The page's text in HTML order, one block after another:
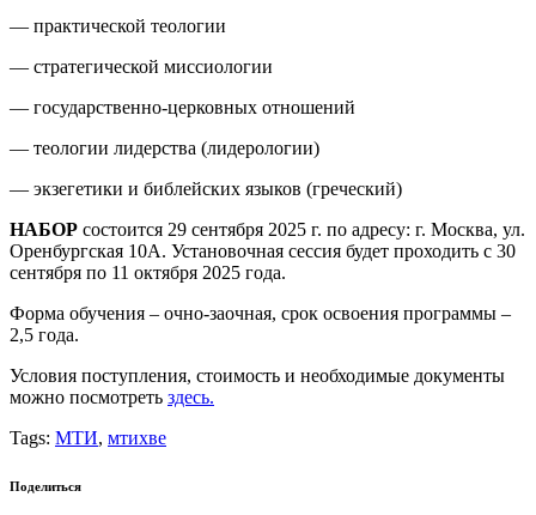
— практической теологии
— стратегической миссиологии
— государственно-церковных отношений
— теологии лидерства (лидерологии)
— экзегетики и библейских языков (греческий)
НАБОР состоится 29 сентября 2025 г. по адресу: г. Москва, ул.
Оренбургская 10А. Установочная сессия будет проходить с 30
сентября по 11 октября 2025 года.
Форма обучения – очно-заочная, срок освоения программы –
2,5 года.
Условия поступления, стоимость и необходимые документы
можно посмотреть здесь.
Tags: МТИ, мтихве
Поделиться